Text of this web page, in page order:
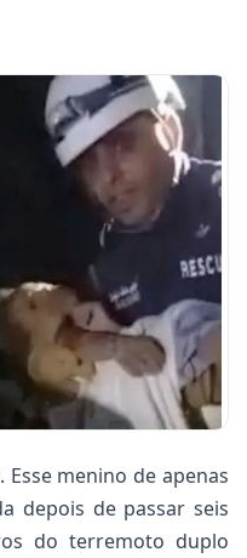
menino de apenas
depois de passar seis
do terremoto duplo